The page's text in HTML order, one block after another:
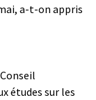
a-t-on appris
études sur les